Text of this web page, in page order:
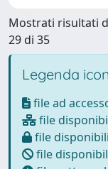
Mostrati risultati
29 di 35
Legenda
file ad
file
file
file